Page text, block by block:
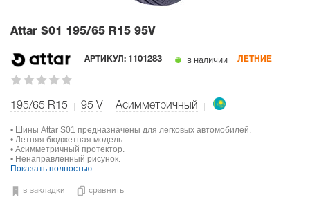
Attar S01 195/65 R15 95V
АРТИКУЛ: 1101283 в наличии ЛЕТНИЕ
195/65 R15 95 V Асимметричный
• Шины Attar S01 предназначены для легковых автомобилей.
• Летняя бюджетная модель.
• Асимметричный протектор.
• Ненаправленный рисунок.
Показать полностью
в закладки сравнить